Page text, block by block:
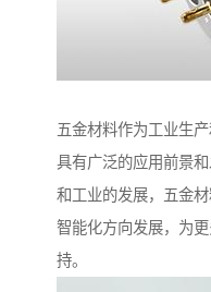
五金材料作为工业生
具有广泛的应用前景
和工业的发展，五金
智能化方向发展，为
持。